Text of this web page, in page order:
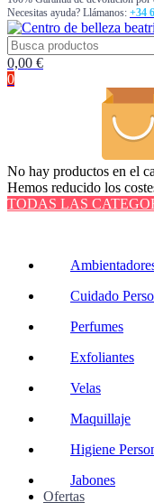
Necesitas ayuda? Llámanos: +34
0,00 €
0
No hay productos en el
Hemos reducido los
TODAS LAS
Cuidado
Perfumes
Exfoliantes
Velas
Maquillaje
Higiene
Jabones
Ofertas